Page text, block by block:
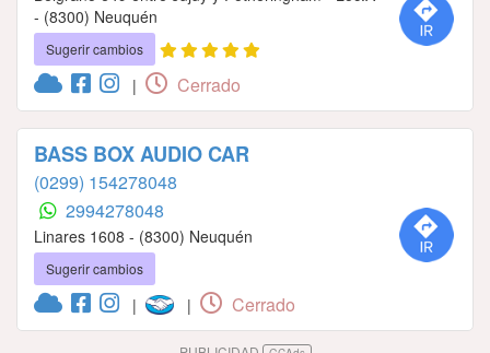
- (8300) Neuquén
Sugerir cambios
| Cerrado
BASS BOX AUDIO CAR
(0299) 154278048
2994278048
Linares 1608 - (8300) Neuquén
Sugerir cambios
| | Cerrado